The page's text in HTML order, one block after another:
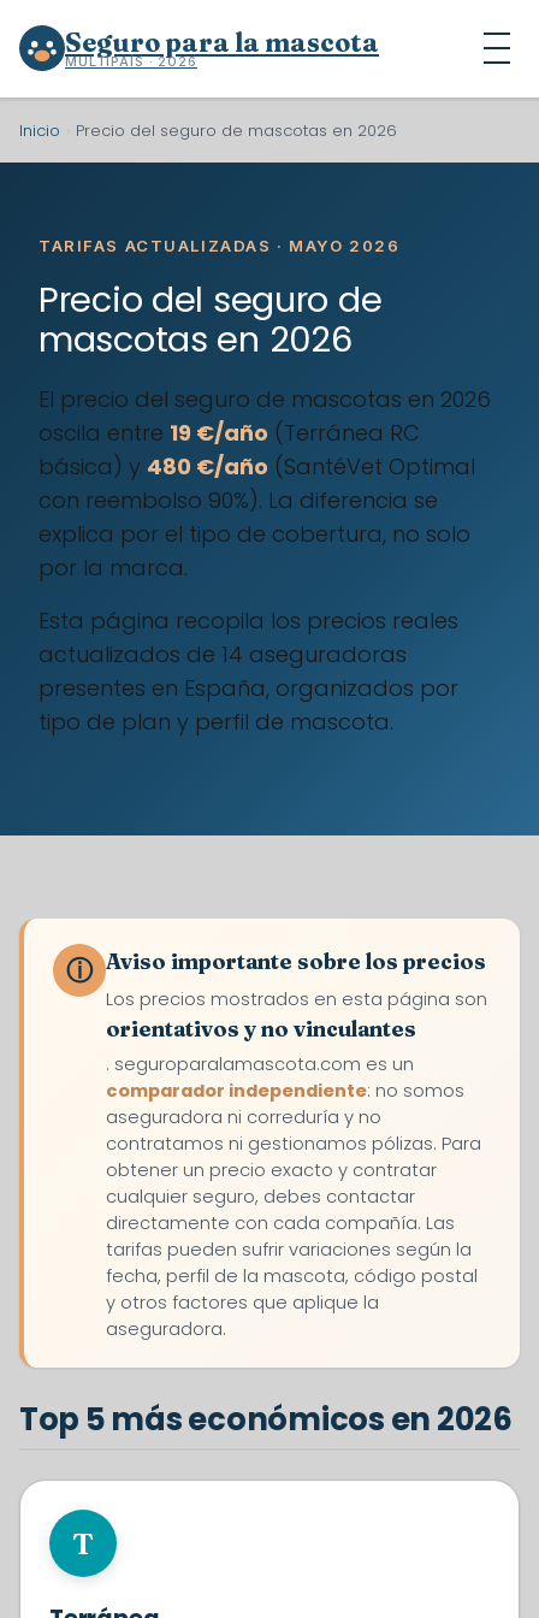
Seguro para la mascota
MULTIPAÍS · 2026
Inicio Precio del seguro de mascotas en 2026
TARIFAS ACTUALIZADAS · MAYO 2026
Precio del seguro de
mascotas en 2026
El precio del seguro de mascotas en 2026
oscila entre 19 €/año (Terránea RC
básica) y 480 €/año (SantéVet Optimal
con reembolso 90%). La diferencia se
explica por el tipo de cobertura, no solo
por la marca.
Esta página recopila los precios reales
actualizados de 14 aseguradoras
presentes en España, organizados por
tipo de plan y perfil de mascota.
ⓘ Aviso importante sobre los precios
Los precios mostrados en esta página son
orientativos y no vinculantes
. seguroparalamascota.com es un
comparador independiente: no somos
aseguradora ni correduría y no
contratamos ni gestionamos pólizas. Para
obtener un precio exacto y contratar
cualquier seguro, debes contactar
directamente con cada compañía. Las
tarifas pueden sufrir variaciones según la
fecha, perfil de la mascota, código postal
y otros factores que aplique la
aseguradora.
Top 5 más económicos en 2026
#1
T